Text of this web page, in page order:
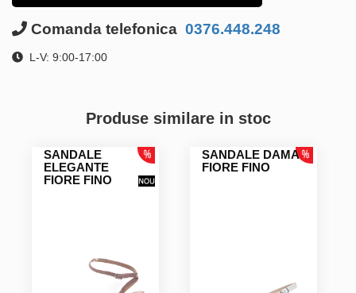
Comanda telefonica 0376.448.248
L-V: 9:00-17:00
Produse similare in stoc
SANDALE
ELEGANTE
FIORE FINO
SANDALE DAMA
FIORE FINO